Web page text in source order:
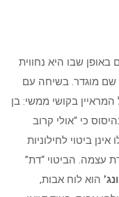
שבו היא נחווית
שם מוגדר. בשיחה עם
בקושי ממשי: בן
כי “אולי קרוב
ביטוי לחילוניות
עצמה. הביטוי “דת”
הוא לוח אבות,